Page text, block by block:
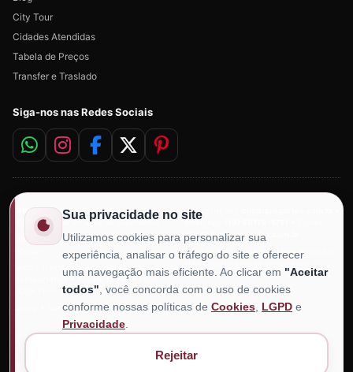
City Tour
Cidades Atendidas
Tabela de Preços
Transfer e Traslado
Siga-nos nas Redes Sociais
CHM Transportes Executivos • Desde
2006 • Mais de 20 anos de experiência
Atendimento para clientes do Brasil e do
Transportation • Private Driver • From
VCP • From GRU
Safety • Comfort • Punctuality
Canais oficiais:
WhatsApp
chm@chmtransportes.com.br
Aviso de segurança: confirme sempre o
atendimento apenas pelos canais
oficiais. A CHM não realiza abordagens
comerciais por redes sociais.
© 2006 – Todos os Direitos Reservados
Sua privacidade no site
Utilizamos cookies para personalizar sua
experiência, analisar o tráfego do site e oferecer
uma navegação mais eficiente. Ao clicar em "Aceitar
todos" , você concorda com o uso de cookies
conforme nossas políticas de Cookies LGPD e
Privacidade
Rejeitar